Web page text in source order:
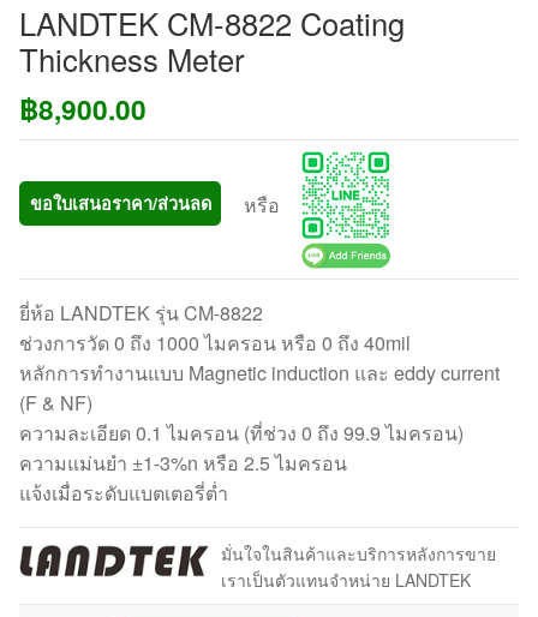
LANDTEK CM-8822 Coating
Thickness Meter
฿8,900.00
ขอใบเสนอราคา/ส่วนลด หรือ
ยี่ห้อ LANDTEK รุ่น CM-8822
ช่วงการวัด 0 ถึง 1000 ไมครอน หรือ 0 ถึง 40mil
หลักการทำงานแบบ Magnetic induction และ eddy current
(F & NF)
ความละเอียด 0.1 ไมครอน (ที่ช่วง 0 ถึง 99.9 ไมครอน)
ความแม่นยำ ±1-3%n หรือ 2.5 ไมครอน
แจ้งเมื่อระดับแบตเตอรี่ต่ำ
มั่นใจในสินค้าและบริการหลังการขาย
เราเป็นตัวแทนจำหน่าย LANDTEK